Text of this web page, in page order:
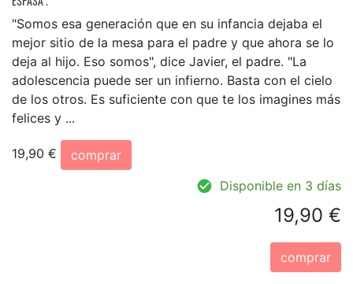
"Somos esa generación que en su infancia dejaba el
mejor sitio de la mesa para el padre y que ahora se lo
deja al hijo. Eso somos", dice Javier, el padre. "La
adolescencia puede ser un infierno. Basta con el cielo
de los otros. Es suficiente con que te los imagines más
felices y ...
19,90 €
comprar
Disponible en 3 días
19,90 €
comprar